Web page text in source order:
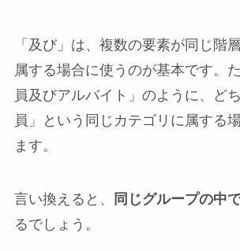
「及び」は、複数の要素が同じ階
属する場合に使うのが基本です。
員及びアルバイト」のように、ど
員」という同じカテゴリに属する
ます。
言い換えると、 同じグループの中
るでしょう。